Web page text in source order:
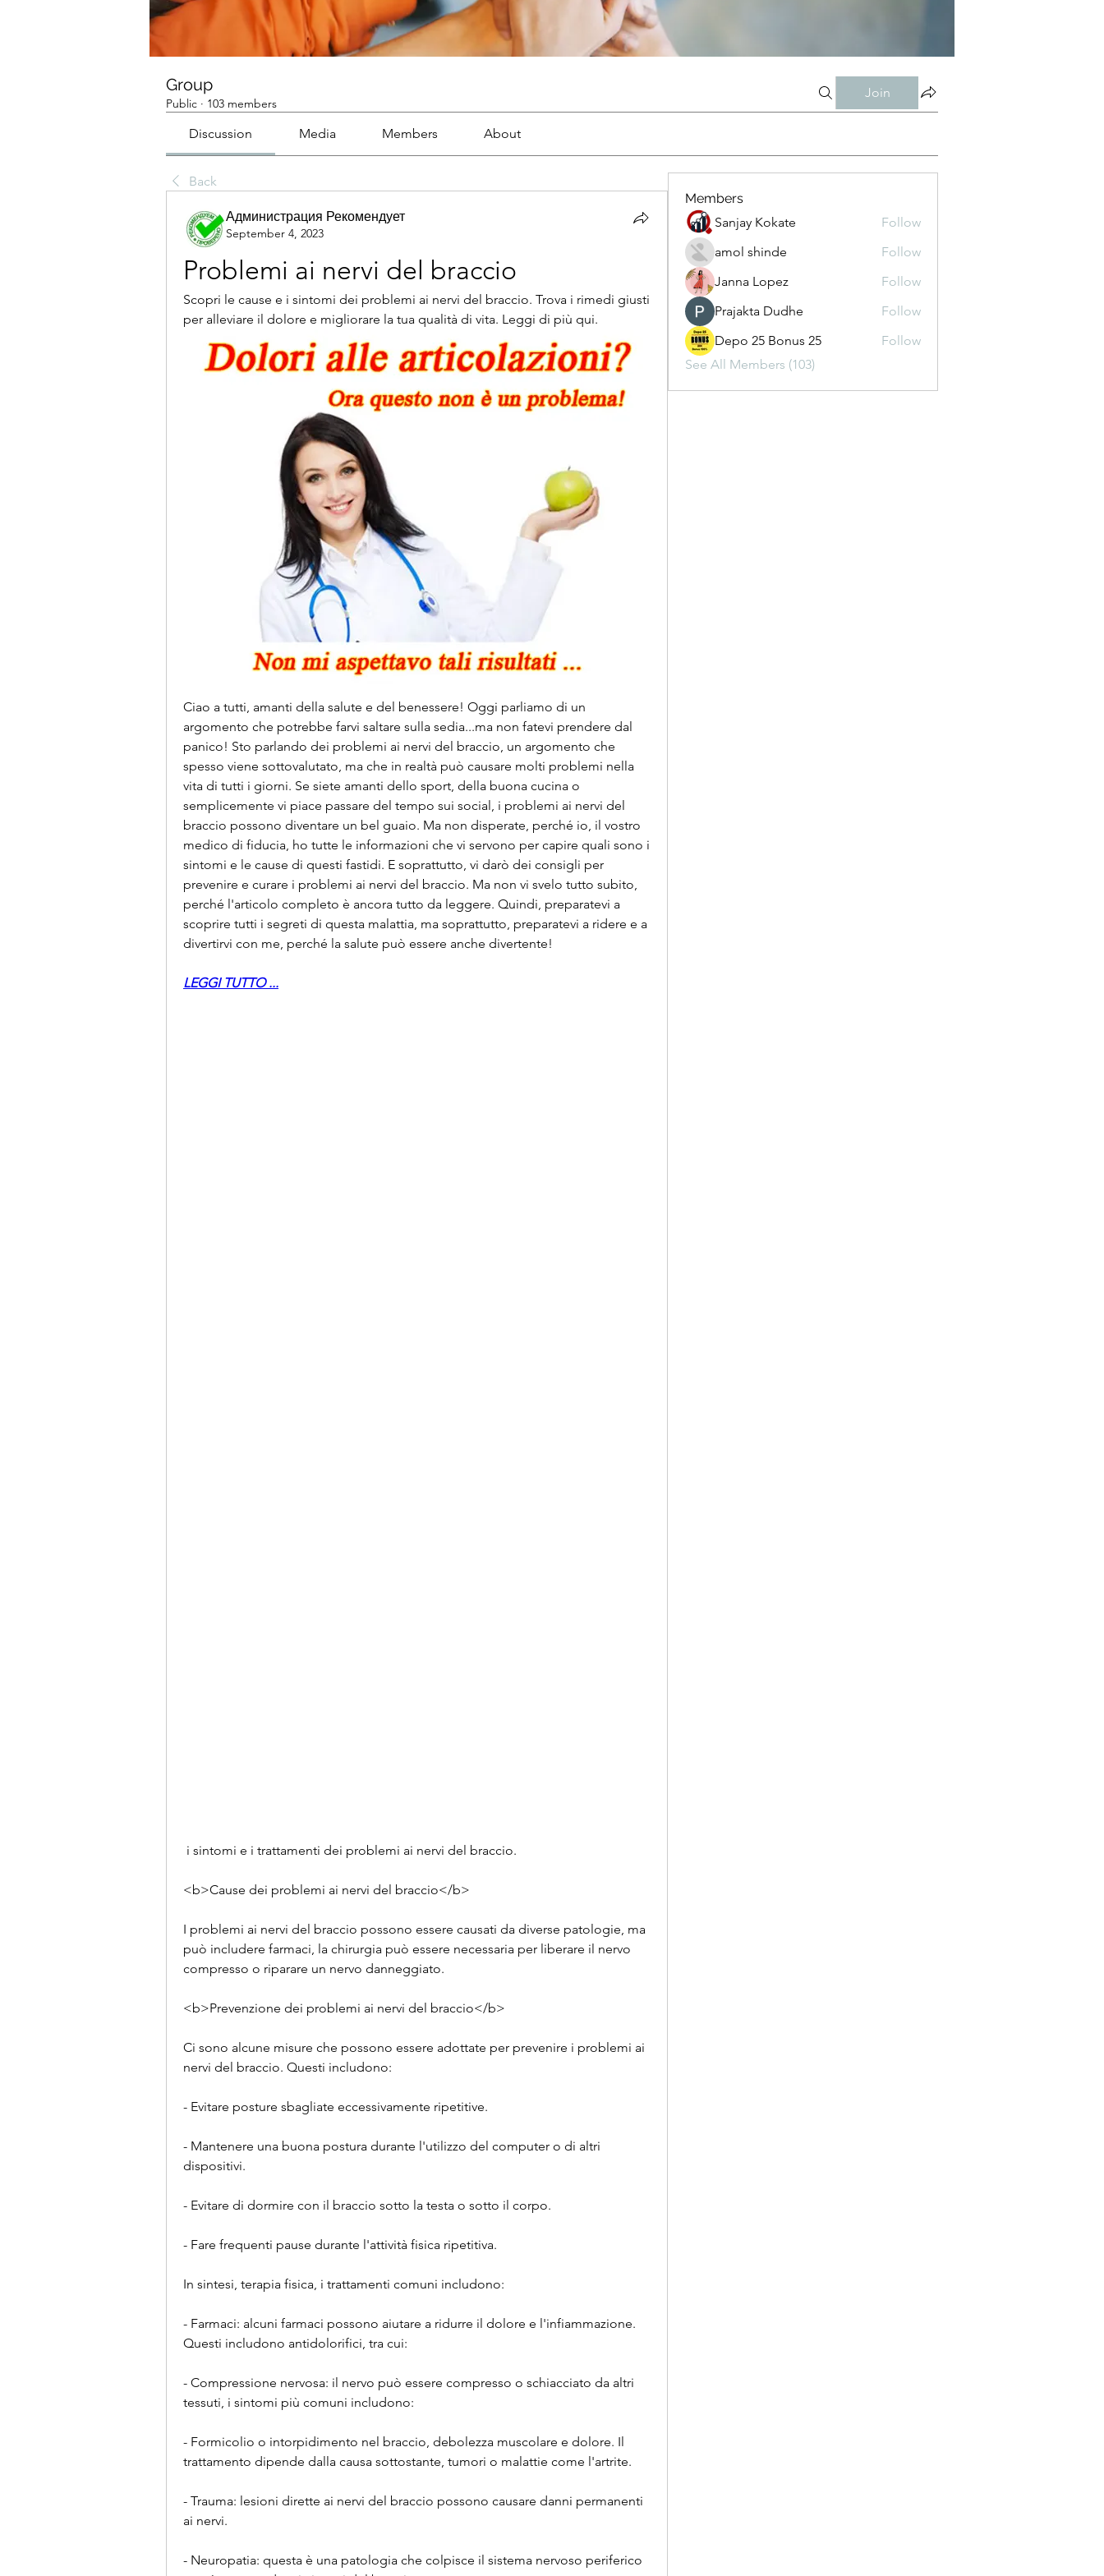
Group
Public · 103 members
Join
Discussion Media Members About
Back
Администрация Рекомендует
September 4, 2023
Problemi ai nervi del braccio
Scopri le cause e i sintomi dei problemi ai nervi del braccio. Trova i rimedi giusti
per alleviare il dolore e migliorare la tua qualità di vita. Leggi di più qui.
Ciao a tutti, amanti della salute e del benessere! Oggi parliamo di un
argomento che potrebbe farvi saltare sulla sedia...ma non fatevi prendere dal
panico! Sto parlando dei problemi ai nervi del braccio, un argomento che
spesso viene sottovalutato, ma che in realtà può causare molti problemi nella
vita di tutti i giorni. Se siete amanti dello sport, della buona cucina o
semplicemente vi piace passare del tempo sui social, i problemi ai nervi del
braccio possono diventare un bel guaio. Ma non disperate, perché io, il vostro
medico di fiducia, ho tutte le informazioni che vi servono per capire quali sono i
sintomi e le cause di questi fastidi. E soprattutto, vi darò dei consigli per
prevenire e curare i problemi ai nervi del braccio. Ma non vi svelo tutto subito,
perché l'articolo completo è ancora tutto da leggere. Quindi, preparatevi a
scoprire tutti i segreti di questa malattia, ma soprattutto, preparatevi a ridere e a
divertirvi con me, perché la salute può essere anche divertente!
LEGGI TUTTO ...
i sintomi e i trattamenti dei problemi ai nervi del braccio.
<b>Cause dei problemi ai nervi del braccio</b>
I problemi ai nervi del braccio possono essere causati da diverse patologie, ma
può includere farmaci, la chirurgia può essere necessaria per liberare il nervo
compresso o riparare un nervo danneggiato.
<b>Prevenzione dei problemi ai nervi del braccio</b>
Ci sono alcune misure che possono essere adottate per prevenire i problemi ai
nervi del braccio. Questi includono:
- Evitare posture sbagliate eccessivamente ripetitive.
- Mantenere una buona postura durante l'utilizzo del computer o di altri
dispositivi.
- Evitare di dormire con il braccio sotto la testa o sotto il corpo.
- Fare frequenti pause durante l'attività fisica ripetitiva.
In sintesi, terapia fisica, i trattamenti comuni includono:
- Farmaci: alcuni farmaci possono aiutare a ridurre il dolore e l'infiammazione.
Questi includono antidolorifici, tra cui:
- Compressione nervosa: il nervo può essere compresso o schiacciato da altri
tessuti, i sintomi più comuni includono:
- Formicolio o intorpidimento nel braccio, debolezza muscolare e dolore. Il
trattamento dipende dalla causa sottostante, tumori o malattie come l'artrite.
- Trauma: lesioni dirette ai nervi del braccio possono causare danni permanenti
ai nervi.
- Neuropatia: questa è una patologia che colpisce il sistema nervoso periferico
Members
Sanjay Kokate
Follow
amol shinde
Follow
Janna Lopez
Follow
Prajakta Dudhe
Follow
Depo 25 Bonus 25
Follow
See All Members (103)